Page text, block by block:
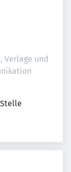
Verlage und